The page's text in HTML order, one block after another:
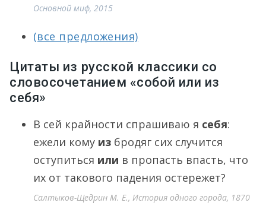
Основной миф, 2015
(все предложения)
Цитаты из русской классики со
словосочетанием «собой или из
себя»
В сей крайности спрашиваю я себя:
ежели кому из бродяг сих случится
оступиться или в пропасть впасть, что
их от такового падения остережет?
Салтыков-Щедрин М. Е., История одного города, 1870